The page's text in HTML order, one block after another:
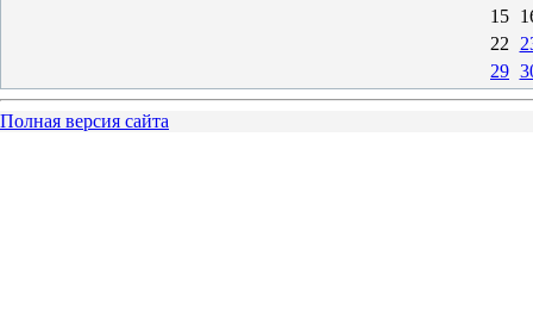
15
22
29
Полная версия сайта